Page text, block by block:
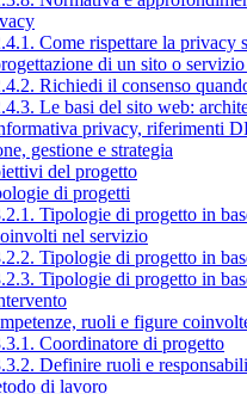
Come rispettare la privacy
di un sito o
Richiedi il consenso
Le basi del sito web:
privacy, riferimenti
gestione e strategia
del progetto
di progetti
Tipologie di progetto in
nel servizio
Tipologie di progetto in
Tipologie di progetto in
ruoli e figure
Coordinatore di progetto
Definire ruoli e
di lavoro